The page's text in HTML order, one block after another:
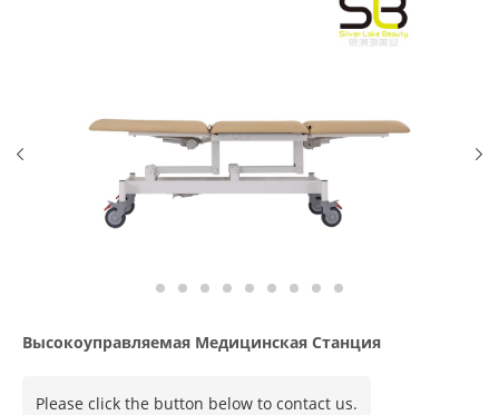
 
Высокоуправляемая Медицинская Станция
Please click the button below to contact us.